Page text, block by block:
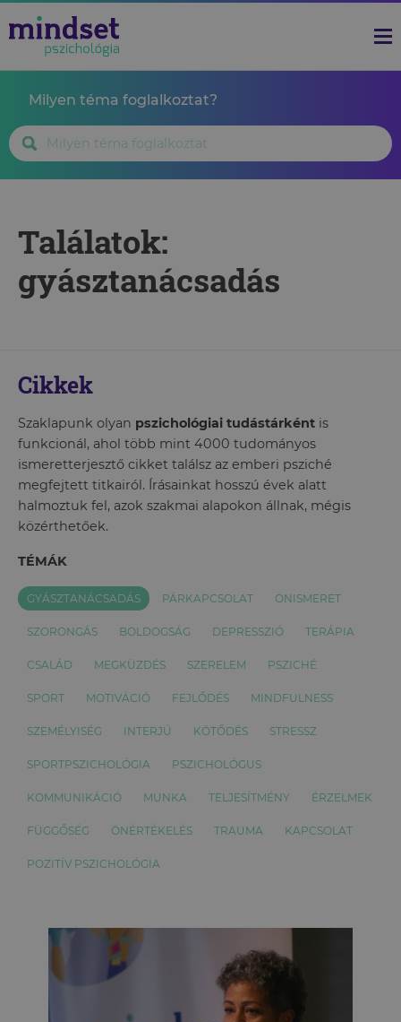
Milyen téma foglalkoztat?
Találatok:
gyásztanácsadás
Cikkek
Szaklapunk olyan pszichológiai tudástárként is
funkcionál, ahol több mint 4000 tudományos
ismeretterjesztő cikket találsz az emberi psziché
megfejtett titkairól. Írásainkat hosszú évek alatt
halmoztuk fel, azok szakmai alapokon állnak, mégis
közérthetőek.
TÉMÁK
GYÁSZTANÁCSADÁS PÁRKAPCSOLAT ÖNISMERET
SZORONGÁS BOLDOGSÁG DEPRESSZIÓ TERÁPIA
CSALÁD MEGKÜZDÉS SZERELEM PSZICHÉ
SPORT MOTIVÁCIÓ FEJLŐDÉS MINDFULNESS
SZEMÉLYISÉG INTERJÚ KÖTŐDÉS STRESSZ
SPORTPSZICHOLÓGIA PSZICHOLÓGUS
KOMMUNIKÁCIÓ MUNKA TELJESÍTMÉNY ÉRZELMEK
FÜGGŐSÉG ÖNÉRTÉKELÉS TRAUMA KAPCSOLAT
POZITÍV PSZICHOLÓGIA